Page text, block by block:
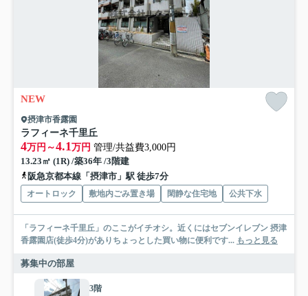
NEW
摂津市香露園
ラフィーネ千里丘
4万円～4.1万円 管理/共益費3,000円
13.23㎡ (1R) /築36年 /3階建
阪急京都本線「摂津市」駅 徒歩7分
オートロック 敷地内ごみ置き場 閑静な住宅地 公共下水
「ラフィーネ千里丘」のここがイチオシ。近くにはセブンイレブン 摂津
香露園店(徒歩4分)がありちょっとした買い物に便利です... もっと見る
募集中の部屋
3階